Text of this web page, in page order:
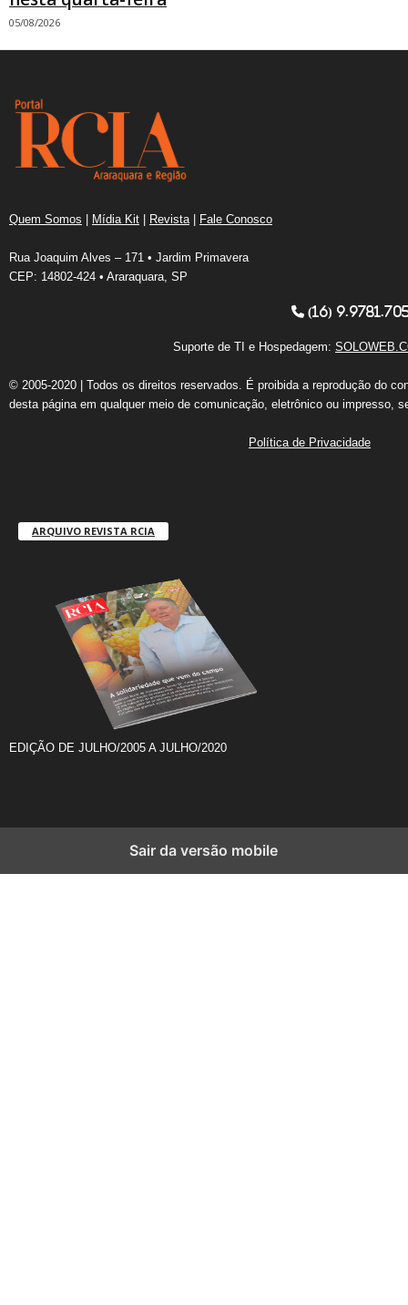
05/08/2026
Quem Somos | Mídia Kit | Revista | Fale Conosco
Rua Joaquim Alves – 171 • Jardim Primavera
CEP: 14802-424 • Araraquara, SP
(16)
Suporte de TI e Hospedagem:
© 2005-2020 | Todos os direitos reservados. É proibida a reprodução do
desta página em qualquer meio de comunicação, eletrônico ou impresso,
Política de Privacidade
ARQUIVO REVISTA RCIA
EDIÇÃO DE JULHO/2005 A JULHO/2020
Sair da versão mobile